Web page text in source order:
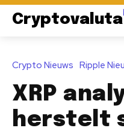
Cryptovaluta
Crypto Nieuws Ripple
XRP
herstelt